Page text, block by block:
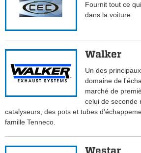
Fournit tout ce
dans la voiture.
Walker
Un des
domaine de
marché de
celui de seconde
catalyseurs, des pots et tubes
famille Tenneco.
Westar